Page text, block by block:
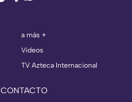
a más +
Videos
TV Azteca Internacional
CONTACTO